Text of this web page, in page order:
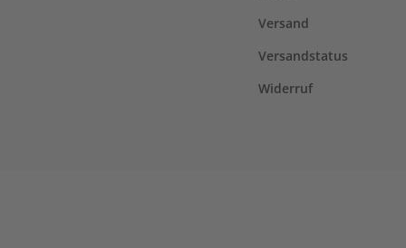
Versand
Versandstatus
Widerruf